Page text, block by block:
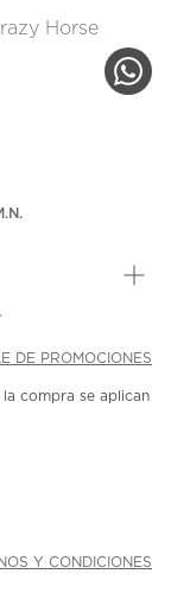
Horse
DE PROMOCIONES
compra se aplican
Y CONDICIONES